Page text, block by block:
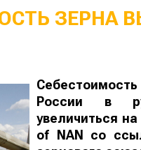
ЗЕРНА
России в
увеличиться
of NAN со